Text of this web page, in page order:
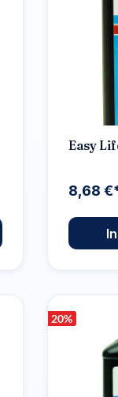
Easy
8,68
20%